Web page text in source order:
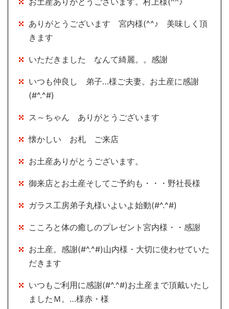
ありがとうございます 宮内様(^^♪ 美味しく頂
きます
いただきました なんて綺麗。。感謝
いつも仲良し 弟子…様ご夫妻。お土産に感謝
(#^.^#)
ス～ちゃん ありがとうございます
懐かしい お札 ご来店
お土産ありがとうございます。
御来店とお土産そしてご予約も・・・野社長様
ガラス工房弟子丸様いよいよ始動(#^.^#)
こころと体の癒しのプレゼント宮内様・・感謝
お土産。感謝(#^.^#)山内様・大切に使わせていた
だきます
いつもご利用に感謝(#^.^#)お土産まで頂戴いたし
ましたＭ。…様赤・様